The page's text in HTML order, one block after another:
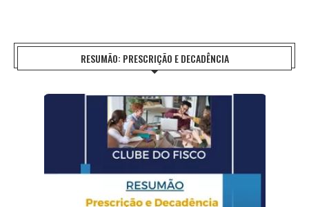
RESUMÃO: PRESCRIÇÃO E DECADÊNCIA